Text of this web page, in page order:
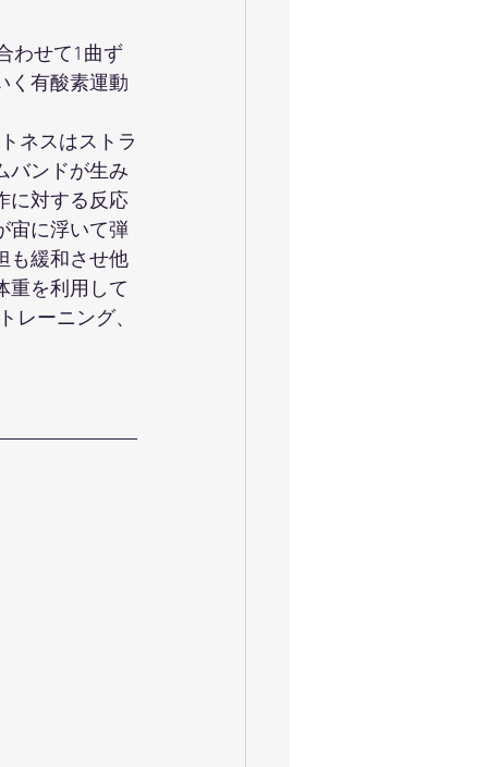
わせて1曲ず
く有酸素運動
ネスはストラ
バンドが生み
に対する反応
宙に浮いて弾
も緩和させ他
重を利用して
レーニング、